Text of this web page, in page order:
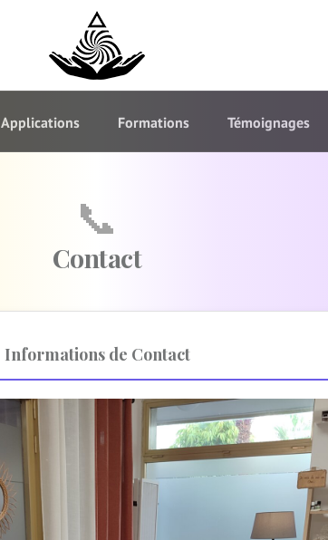
Applications Formations Témoignages
📞
Contact
Informations de Contact